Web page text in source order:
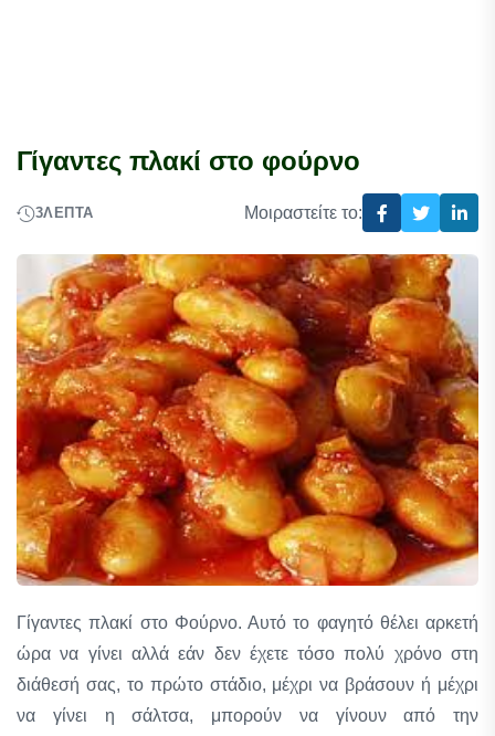
Γίγαντες πλακί στο φούρνο
3ΛΕΠΤΆ Μοιραστείτε το:
Γίγαντες πλακί στο Φούρνο. Αυτό το φαγητό θέλει αρκετή
ώρα να γίνει αλλά εάν δεν έχετε τόσο πολύ χρόνο στη
διάθεσή σας, το πρώτο στάδιο, μέχρι να βράσουν ή μέχρι
να γίνει η σάλτσα, μπορούν να γίνουν από την